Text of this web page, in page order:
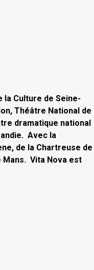
la Culture de Seine-
Théâtre National de
dramatique national
Avec la
de la Chartreuse de
Vita Nova est